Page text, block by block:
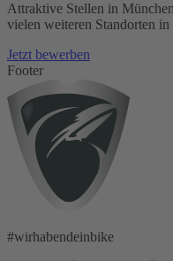
Attraktive Stellen in
vielen weiteren Standorten in
Jetzt bewerben
Footer
#wirhabendeinbike